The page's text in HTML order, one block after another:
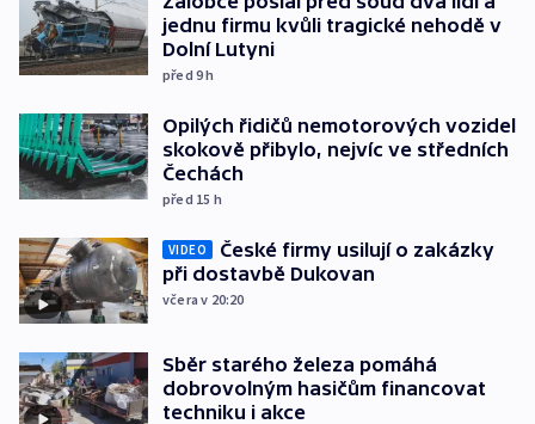
jednu firmu kvůli tragické nehodě v
Dolní Lutyni
před 9h
Opilých řidičů nemotorových vozidel
skokově přibylo, nejvíc ve středních
Čechách
před 15 h
VIDEO
České firmy usilují o zakázky
při dostavbě Dukovan
včera v 20:20
Sběr starého železa pomáhá
dobrovolným hasičům financovat
techniku i akce